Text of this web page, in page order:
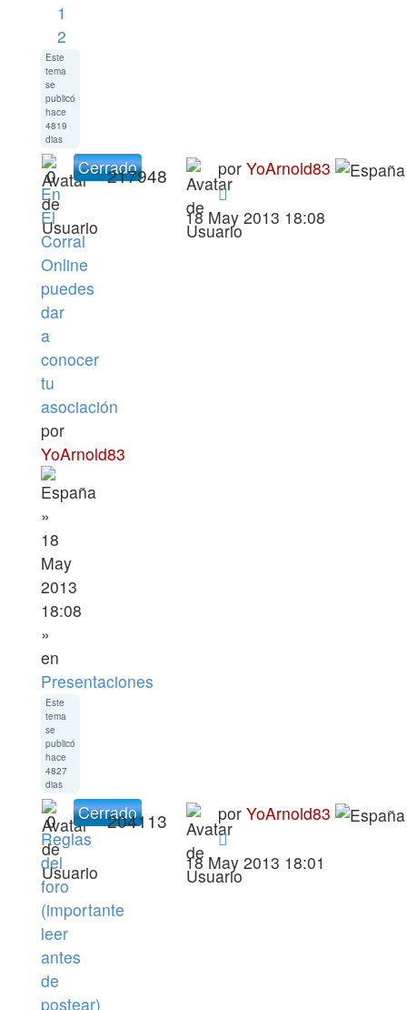
1
2
Este
tema
se
publicó
hace
4819
dias
Cerrado
En
El
Corral
Online
puedes
dar
a
conocer
tu
asociación
por
YoArnold83
»
18
May
2013
18:08
»
en
Presentaciones
Este
tema
se
publicó
hace
4827
dias
0 217948 por YoArnold83
18 May 2013 18:08
Cerrado
Reglas
del
foro
(importante
leer
antes
de
postear)
0 204113 por YoArnold83
18 May 2013 18:01